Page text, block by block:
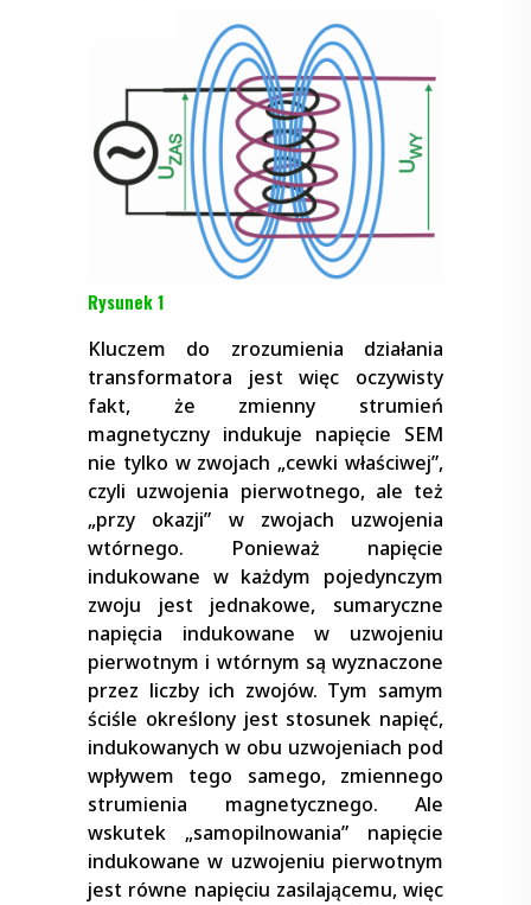
Rysunek 1
Kluczem do zrozumienia działania
transformatora jest więc oczywisty
fakt, że zmienny strumień
magnetyczny indukuje napięcie SEM
nie tylko w zwojach „cewki właściwej”,
czyli uzwojenia pierwotnego, ale też
„przy okazji” w zwojach uzwojenia
wtórnego. Ponieważ napięcie
indukowane w każdym pojedynczym
zwoju jest jednakowe, sumaryczne
napięcia indukowane w uzwojeniu
pierwotnym i wtórnym są wyznaczone
przez liczby ich zwojów. Tym samym
ściśle określony jest stosunek napięć,
indukowanych w obu uzwojeniach pod
wpływem tego samego, zmiennego
strumienia magnetycznego. Ale
wskutek „samopilnowania” napięcie
indukowane w uzwojeniu pierwotnym
jest równe napięciu zasilającemu, więc